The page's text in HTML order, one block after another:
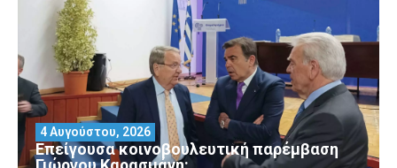
Επείγουσα κοινοβουλευτική παρέμβαση
4 Αυγούστου, 2026